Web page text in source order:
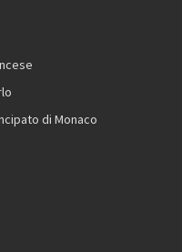
di Monaco